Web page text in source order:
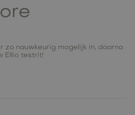
zo nauwkeurig mogelijk in, daarna
Ellio testrit!